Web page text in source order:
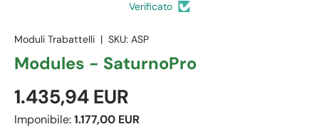
Verificato
Moduli Trabattelli | SKU: ASP
Modules - SaturnoPro
1.435,94 EUR
Imponibile:1.177,00 EUR